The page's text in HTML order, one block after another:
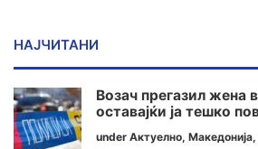
НАЈЧИТАНИ
Возач прегазил жена
оставајќи ја тешко
under Актуелно, Македонија,